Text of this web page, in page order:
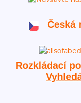
Česká
Rozkládací